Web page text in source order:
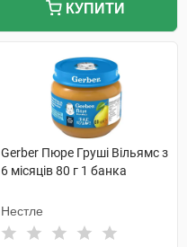
КУПИТИ
Gerber Пюре Груші Вільямс з
6 місяців 80 г 1 банка
Нестле